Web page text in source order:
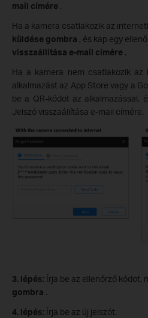
mail címére .
Ha a kamera csatlakozik az
küldése gombra , és kap egy
visszaállítása e-mail címére .
Ha a kamera nem csatlakozik az
alkalmazást az App Store vagy a
be a QR-kódot az alkalmazással,
Jelszó visszaállítása e-mail címére.
3. lépés: Írja be az ellenőrző kódot,
gombra .
4. lépés: Írja be az új jelszót.